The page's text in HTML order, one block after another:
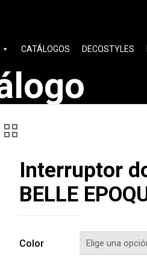
CATÁLOGOS DECOSTYLES
Interruptor
BELLE
Color